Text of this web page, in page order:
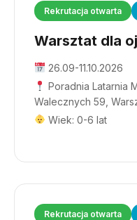
Rekrutacja otwarta
Warsztat dla
26.09-11.10.2026
Poradnia Latarnia
Walecznych 59,
Wiek: 0-6 lat
Rekrutacja otwarta